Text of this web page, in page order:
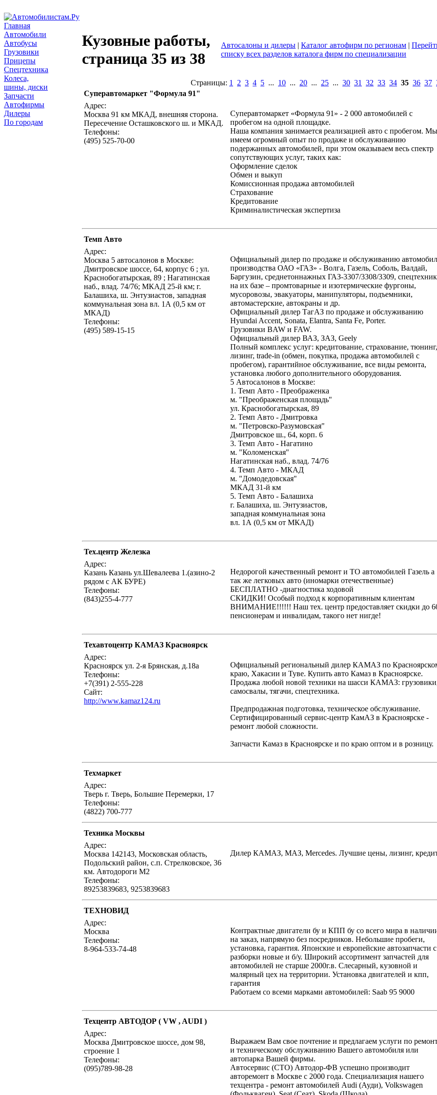
Главная
Автомобили
Автобусы
Грузовики
Прицепы
Спецтехника
Колеса,
шины, диски
Запчасти
Автофирмы
Дилеры
По городам
Кузовные работы,
страница 35 из 38
Автосалоны и дилеры | Каталог автофирм по регионам |
списку всех разделов каталога фирм по специализации
Страницы: 1 2 3 4 5 ... 10 ... 20 ... 25 ... 30 31 32 33 34 35 36 37
Суперавтомаркет "Формула 91"
Адрес:
Москва 91 км МКАД, внешняя сторона.
Пересечение Осташковского ш. и МКАД.
Телефоны:
(495) 525-70-00
Суперавтомаркет «Формула 91» - 2 000 автомобилей с
пробегом на одной площадке.
Наша компания занимается реализацией авто с пробегом. Мы
имеем огромный опыт по продаже и обслуживанию
подержанных автомобилей, при этом оказываем весь спектр
сопутствующих услуг, таких как:
Оформление сделок
Обмен и выкуп
Комиссионная продажа автомобилей
Страхование
Кредитование
Криминалистическая экспертиза
Темп Авто
Адрес:
Москва 5 автосалонов в Москве:
Дмитровское шоссе, 64, корпус 6 ; ул.
Краснобогатырская, 89 ; Нагатинская
наб., влад. 74/76; МКАД 25-й км; г.
Балашиха, ш. Энтузиастов, западная
коммунальная зона вл. 1А (0,5 км от
МКАД)
Телефоны:
(495) 589-15-15
Официальный дилер по продаже и обслуживанию
производства ОАО «ГАЗ» - Волга, Газель, Соболь, Валдай,
Баргузин, среднетоннажных ГАЗ-3307/3308/3309,
на их базе – промтоварные и изотермические фургоны,
мусоровозы, эвакуаторы, манипуляторы, подъемники,
автомастерские, автокраны и др.
Официальный дилер ТагАЗ по продаже и обслуживанию
Hyundai Accent, Sonata, Elantra, Santa Fe, Porter.
Грузовики BAW и FAW.
Официальный дилер ВАЗ, ЗАЗ, Geely
Полный комплекс услуг: кредитование, страхование, тюнинг,
лизинг, trade-in (обмен, покупка, продажа автомобилей с
пробегом), гарантийное обслуживание, все виды ремонта,
установка любого дополнительного оборудования.
5 Автосалонов в Москве:
1. Темп Авто - Преображенка
м. "Преображенская площадь"
ул. Краснобогатырская, 89
2. Темп Авто - Дмитровка
м. "Петровско-Разумовская"
Дмитровское ш., 64, корп. 6
3. Темп Авто - Нагатино
м. "Коломенская"
Нагатинская наб., влад. 74/76
4. Темп Авто - МКАД
м. "Домодедовская"
МКАД 31-й км
5. Темп Авто - Балашиха
г. Балашиха, ш. Энтузиастов,
западная коммунальная зона
вл. 1А (0,5 км от МКАД)
Тех.центр Железка
Адрес:
Казань Казань ул.Шевалеева 1.(азино-2
рядом с АК БУРЕ)
Телефоны:
(843)255-4-777
Недорогой качественный ремонт и ТО автомобилей Газель а
так же легковых авто (иномарки отечественные)
БЕСПЛАТНО -диагностика ходовой
СКИДКИ! Особый подход к корпоративным клиентам
ВНИМАНИЕ!!!!!! Наш тех. центр предоставляет скидки до
пенсионерам и инвалидам, такого нет нигде!
Техавтоцентр КАМАЗ Красноярск
Адрес:
Красноярск ул. 2-я Брянская, д.18а
Телефоны:
+7(391) 2-555-228
Сайт:
http://www.kamaz124.ru
Официальный региональный дилер КАМАЗ по
краю, Хакасии и Туве. Купить авто Камаз в Красноярске.
Продажа любой новой техники на шасси КАМАЗ:
самосвалы, тягачи, спецтехника.
Предпродажная подготовка, техническое обслуживание.
Сертифицированный сервис-центр КамАЗ в Красноярске -
ремонт любой сложности.
Запчасти Камаз в Красноярске и по краю оптом и в розницу.
Техмаркет
Адрес:
Тверь г. Тверь, Большие Перемерки, 17
Телефоны:
(4822) 700-777
Техника Москвы
Адрес:
Москва 142143, Московская область,
Подольский район, с.п. Стрелковское, 36
км. Автодороги М2
Телефоны:
89253839683, 9253839683
Дилер КАМАЗ, МАЗ, Mercedes. Лучшие цены, лизинг,
ТЕХНОВИД
Адрес:
Москва
Телефоны:
8-964-533-74-48
Контрактные двигатели бу и КПП бу со всего мира в
на заказ, напрямую без посредников. Небольшие пробеги,
установка, гарантия. Японские и европейские автозапчасти с
разборки новые и б/у. Широкий ассортимент запчастей для
автомобилей не старше 2000г.в. Слесарный, кузовной и
малярный цех на территории. Установка двигателей и кпп,
гарантия
Работаем со всеми марками автомобилей: Saab 95 9000
Техцентр АВТОДОР ( VW , AUDI )
Адрес:
Москва Дмитровское шоссе, дом 98,
строение 1
Телефоны:
(095)789-98-28
Выражаем Вам свое почтение и предлагаем услуги по
и техническому обслуживанию Вашего автомобиля или
автопарка Вашей фирмы.
Автосервис (СТО) Автодор-ФВ успешно производит
авторемонт в Москве с 2000 года. Специализация нашего
техцентра - ремонт автомобилей Audi (Ауди), Volkswagen